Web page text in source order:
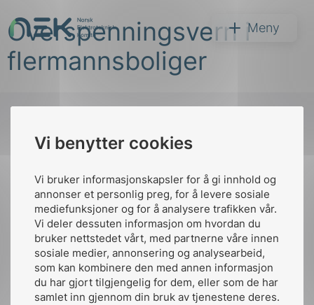
Vi benytter cookies
Vi bruker informasjonskapsler for å gi innhold og
annonser et personlig preg, for å levere sosiale
mediefunksjoner og for å analysere trafikken vår.
Vi deler dessuten informasjon om hvordan du
bruker nettstedet vårt, med partnerne våre innen
sosiale medier, annonsering og analysearbeid,
som kan kombinere den med annen informasjon
du har gjort tilgjengelig for dem, eller som de har
samlet inn gjennom din bruk av tjenestene deres.
til
innhold
NEK Meny
Søk
Overspenningsvern i
flermannsboliger
Kontakt oss
Ansatte
nek@nek.no
Kontakt
Bruk av Cookies
toppen